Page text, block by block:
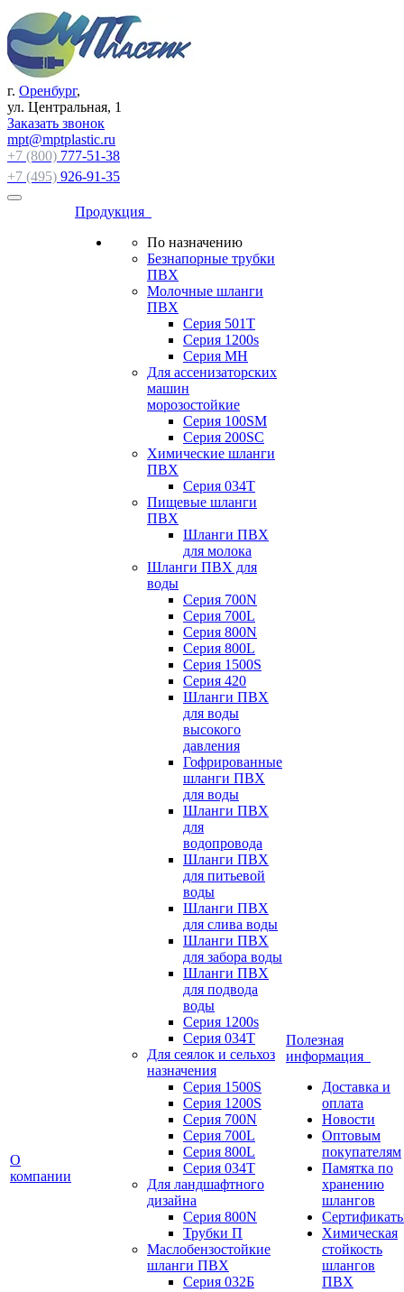
г. Оренбург,
ул. Центральная, 1
Заказать звонок
mpt@mptplastic.ru
+7 (800) 777-51-38
+7 (495) 926-91-35
О
компании
Продукция
По назначению
Безнапорные трубки
ПВХ
Молочные шланги
ПВХ
Серия 501T
Серия 1200s
Серия МН
Для ассенизаторских
машин
морозостойкие
Серия 100SM
Серия 200SС
Химические шланги
ПВХ
Серия 034Т
Пищевые шланги
ПВХ
Шланги ПВХ
для молока
Шланги ПВХ для
воды
Серия 700N
Серия 700L
Серия 800N
Серия 800L
Серия 1500S
Серия 420
Шланги ПВХ
для воды
высокого
давления
Гофрированные
шланги ПВХ
для воды
Шланги ПВХ
для
водопровода
Шланги ПВХ
для питьевой
воды
Шланги ПВХ
для слива воды
Шланги ПВХ
для забора воды
Шланги ПВХ
для подвода
воды
Серия 1200s
Серия 034Т
Для сеялок и сельхоз
назначения
Серия 1500S
Серия 1200S
Серия 700N
Серия 700L
Серия 800L
Серия 034T
Для ландшафтного
дизайна
Серия 800N
Трубки П
Маслобензостойкие
шланги ПВХ
Серия 032Б
Полезная
информация
Доставка и
оплата
Новости
Оптовым
покупателям
Памятка по
хранению
шлангов
Химическая
стойкость
шлангов
ПВХ